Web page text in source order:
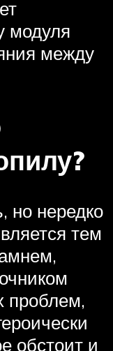
модуля
между
но нередко
тем
проблем,
обстоит и